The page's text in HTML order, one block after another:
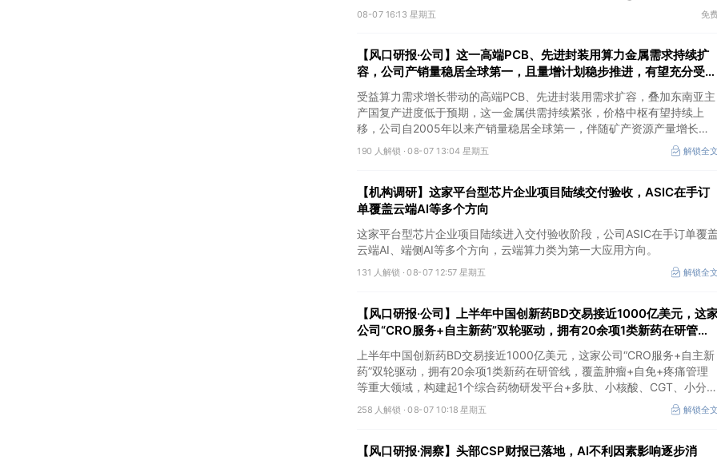
人带动MLCC景气周期持续！这家公司扩产、涨价预期暂未被市场定价，
08-07 16:13 星期五 免
【风口研报·公司】这一高端PCB、先进封装用算力金属需求持续扩
容，公司产销量稳居全球第一，且量增计划稳步推进，有望充分受益
价格上行
受益算力需求增长带动的高端PCB、先进封装用需求扩容，叠加东南亚主
产国复产进度低于预期，这一金属供需持续紧张，价格中枢有望持续上
移，公司自2005年以来产销量稳居全球第一，伴随矿产资源产量增长与
冶炼产能整合并举，公司市占率有望进一步提升，同时有望充分受益金属
价格上行。
190 人解锁 ·08-07 13:04 星期五 解锁全文
【机构调研】这家平台型芯片企业项目陆续交付验收，ASIC在手订
单覆盖云端AI等多个方向
这家平台型芯片企业项目陆续进入交付验收阶段，公司ASIC在手订单覆盖
云端AI、端侧AI等多个方向，云端算力类为第一大应用方向。
131 人解锁 ·08-07 12:57 星期五 解锁全文
【风口研报·公司】上半年中国创新药BD交易接近1000亿美元，这
公司“CRO服务+自主新药”双轮驱动，拥有20余项1类新药在研管
线，覆盖肿瘤+自免+疼痛管理等重大领域
上半年中国创新药BD交易接近1000亿美元，这家公司“CRO服务+自主新
药”双轮驱动，拥有20余项1类新药在研管线，覆盖肿瘤+自免+疼痛管理
等重大领域，构建起1个综合药物研发平台+多肽、小核酸、CGT、小分子
4个创新技术平台，创新转型成果正逐步兑现。
258 人解锁 ·08-07 10:18 星期五 解锁全文
【风口研报·洞察】头部CSP财报已落地，AI不利因素影响逐步消